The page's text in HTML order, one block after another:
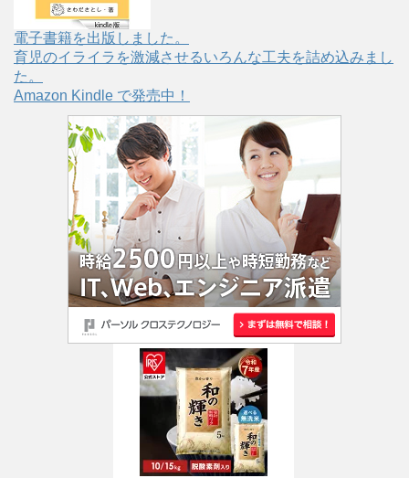
電子書籍を出版しました。
育児のイライラを激減させるいろんな工夫を詰め込みまし
た。
Amazon Kindle で発売中！